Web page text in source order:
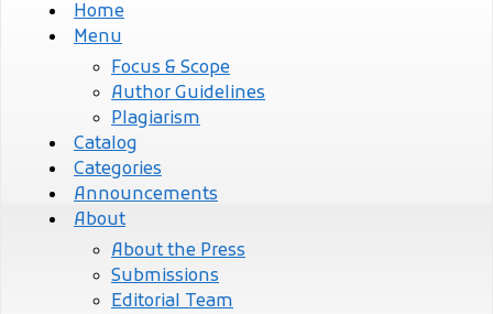
Home
Menu
Focus & Scope
Author Guidelines
Plagiarism
Catalog
Categories
Announcements
About
About the Press
Submissions
Editorial Team